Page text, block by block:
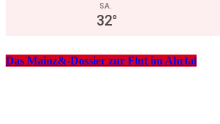
SA.
32°
Das Mainz&-Dossier zur Flut im Ahrtal